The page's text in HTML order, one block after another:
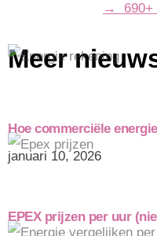
→ 690+
Meer
Hoe commerciële
januari 10, 2026
EPEX prijzen per uur